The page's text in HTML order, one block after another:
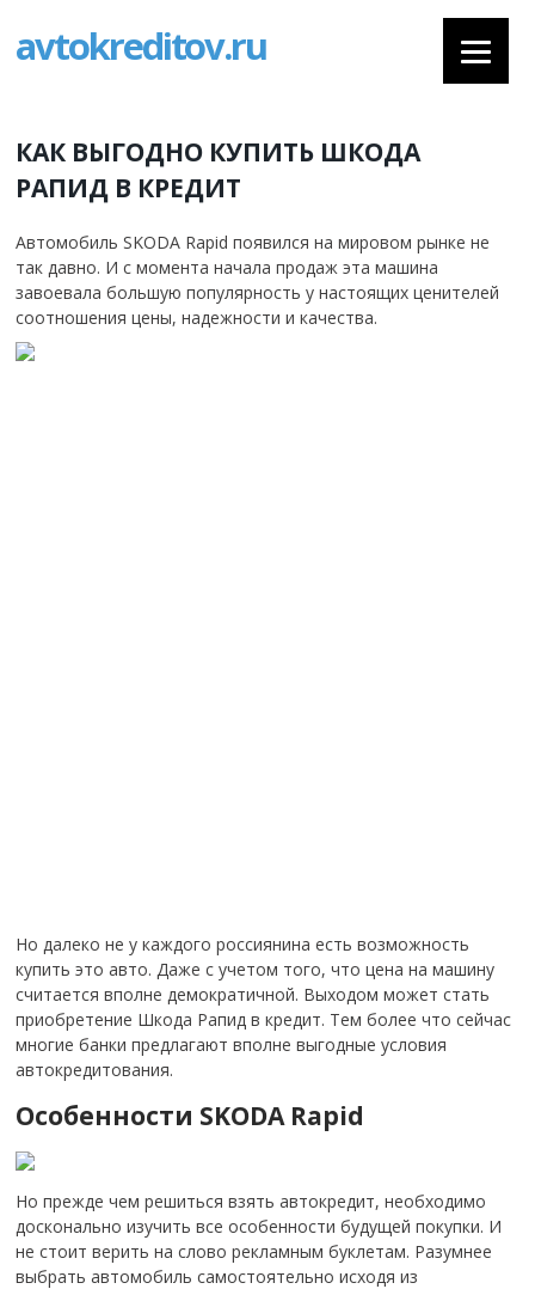
avtokreditov.ru
КАК ВЫГОДНО КУПИТЬ ШКОДА
РАПИД В КРЕДИТ
Автомобиль SKODA Rapid появился на мировом рынке не
так давно. И с момента начала продаж эта машина
завоевала большую популярность у настоящих ценителей
соотношения цены, надежности и качества.
Но далеко не у каждого россиянина есть возможность
купить это авто. Даже с учетом того, что цена на машину
считается вполне демократичной. Выходом может стать
приобретение Шкода Рапид в кредит. Тем более что сейчас
многие банки предлагают вполне выгодные условия
автокредитования.
Особенности SKODA Rapid
Но прежде чем решиться взять автокредит, необходимо
досконально изучить все особенности будущей покупки. И
не стоит верить на слово рекламным буклетам. Разумнее
выбрать автомобиль самостоятельно исходя из